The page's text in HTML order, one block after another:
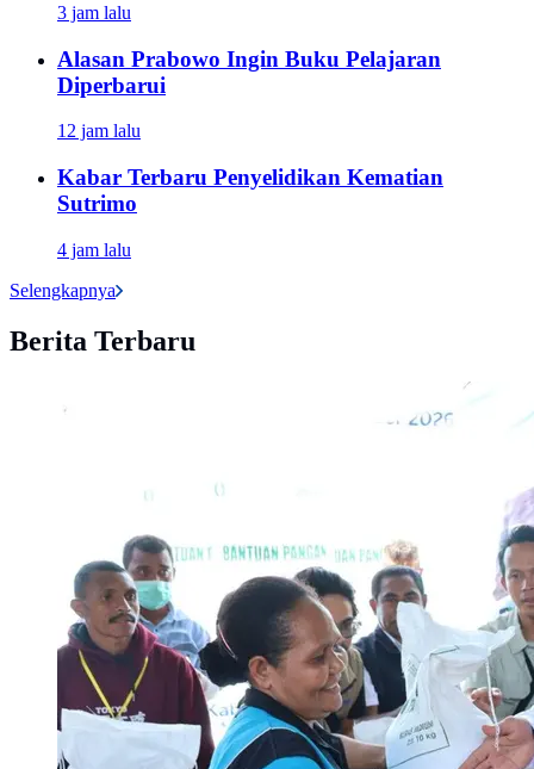
3 jam lalu
Alasan Prabowo Ingin Buku Pelajaran
Diperbarui
12 jam lalu
Kabar Terbaru Penyelidikan Kematian
Sutrimo
4 jam lalu
Selengkapnya
Berita Terbaru